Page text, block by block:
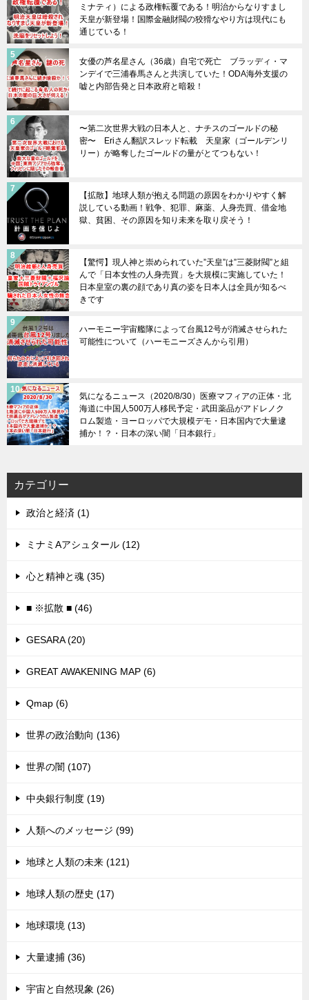
ミナティ）による政権転覆である！明治からなりすまし
天皇が新登場！国際金融財閥の狡猾なやり方は現代にも
通じている！
女優の芦名星さん（36歳）自宅で死亡 ブラッディ・マ
ンデイで三浦春馬さんと共演していた！ODA海外支援の
嘘と内部告発と日本政府と暗殺！
〜第二次世界大戦の日本人と、ナチスのゴールドの秘
密〜 Eriさん翻訳スレッド転載 天皇家（ゴールデンリ
リー）が略奪したゴールドの量がとてつもない！
【拡散】地球人類が抱える問題の原因をわかりやすく解
説している動画！戦争、犯罪、麻薬、人身売買、借金地
獄、貧困、その原因を知り未来を取り戻そう！
【驚愕】現人神と崇められていた”天皇”は”三菱財閥”と組
んで「日本女性の人身売買」を大規模に実施していた！
日本皇室の裏の顔であり真の姿を日本人は全員が知るべ
きです
ハーモニー宇宙艦隊によって台風12号が消滅させられた
可能性について（ハーモニーズさんから引用）
気になるニュース（2020/8/30）医療マフィアの正体・北
海道に中国人500万人移民予定・武田薬品がアドレノク
ロム製造・ヨーロッパで大規模デモ・日本国内で大量逮
捕か！？・日本の深い闇「日本銀行」
カテゴリー
政治と経済 (1)
ミナミAアシュタール (12)
心と精神と魂 (35)
■ ※拡散 ■ (46)
GESARA (20)
GREAT AWAKENING MAP (6)
Qmap (6)
世界の政治動向 (136)
世界の闇 (107)
中央銀行制度 (19)
人類へのメッセージ (99)
地球と人類の未来 (121)
地球人類の歴史 (17)
地球環境 (13)
大量逮捕 (36)
宇宙と自然現象 (26)